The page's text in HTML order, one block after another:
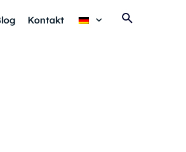
Kontakt